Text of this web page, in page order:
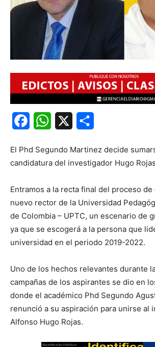
FacebookWhatsApp
El Phd Segundo Martinez decide
candidatura del investigador Hugo
Entramos a la recta final del proceso
nuevo rector de la Universidad
de Colombia – UPTC, un escenario de
ya que se escogerá a la persona que
universidad en el periodo 2019-2022.
Uno de los hechos relevantes durante
campañas de los aspirantes se dio en
donde el académico Phd Segundo
renunció a su aspiración para unirse al
Alfonso Hugo Rojas.